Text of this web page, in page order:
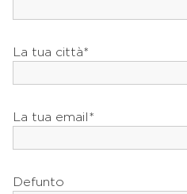
La tua città*
La tua email*
Defunto